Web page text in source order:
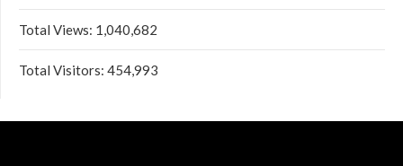
Total Views: 1,040,682
Total Visitors: 454,993